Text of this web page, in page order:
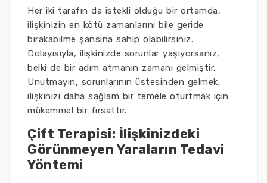
Her iki tarafın da istekli olduğu bir ortamda,
ilişkinizin en kötü zamanlarını bile geride
bırakabilme şansına sahip olabilirsiniz.
Dolayısıyla, ilişkinizde sorunlar yaşıyorsanız,
belki de bir adım atmanın zamanı gelmiştir.
Unutmayın, sorunlarının üstesinden gelmek,
ilişkinizi daha sağlam bir temele oturtmak için
mükemmel bir fırsattır.
Çift Terapisi: İlişkinizdeki
Görünmeyen Yaraların Tedavi
Yöntemi